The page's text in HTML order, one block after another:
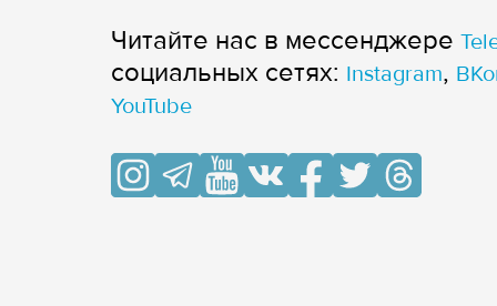
Читайте нас в мессенджере
cоциальных сетях: Instagram,
YouTube